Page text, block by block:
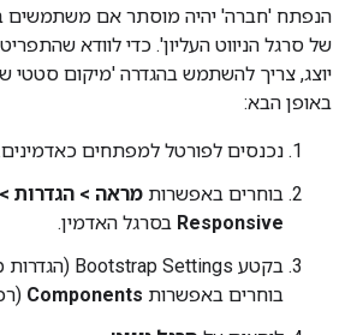
הנפתח 'חברה' יהיה מוסתר אם משתמשים
של סרגל הניווט העליון'. כדי לוודא
יוצג, צריך להשתמש בהגדרה 'מיקום סטטי
באופן הבא:
נכנסים לפורטל למפתחים כאדמינים.
בוחרים באפשרות
Responsive בסרגל האדמין.
בוחרים באפשרות Components